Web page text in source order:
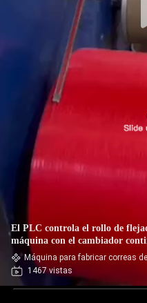
El PLC controla el rollo de
máquina con el cambiador
Máquina para fabricar correas
1467 vistas